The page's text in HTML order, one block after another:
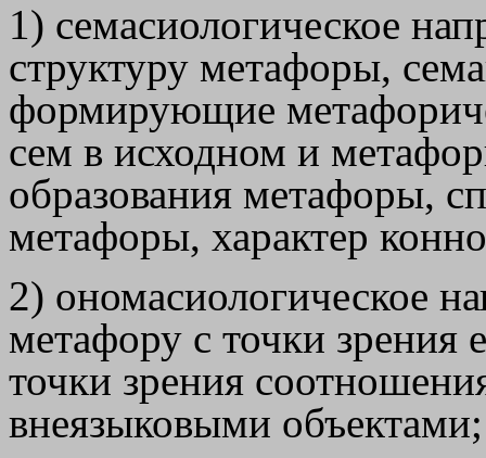
1) семасиологическое
структуру метафоры,
формирующие
сем в исходном и
образования метафоры,
метафоры, характер
2) ономасиологическое
метафору с точки зрения
точки зрения
внеязыковыми объектами;